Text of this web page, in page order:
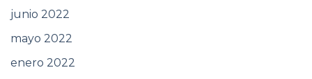
junio 2022
mayo 2022
enero 2022